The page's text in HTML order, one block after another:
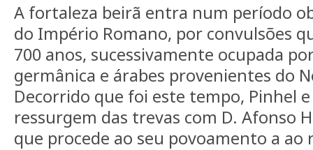
A fortaleza beirã entra num período
do Império Romano, por convulsões
700 anos, sucessivamente ocupada
germânica e árabes provenientes do
Decorrido que foi este tempo, Pinhel
ressurgem das trevas com D. Afonso
que procede ao seu povoamento a ao